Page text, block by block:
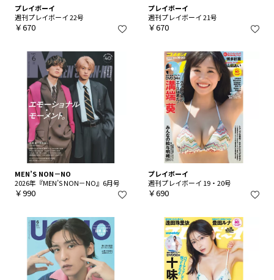
プレイボーイ
週刊プレイボーイ 22号
￥670
プレイボーイ
週刊プレイボーイ 21号
￥670
MEN’S NON－NO
2026年『MEN’S NON－NO』6月号
￥990
プレイボーイ
週刊プレイボーイ 19・20号
￥690